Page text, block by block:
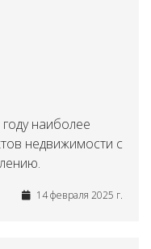
наиболее
недвижимости с
14 февраля 2025 г.